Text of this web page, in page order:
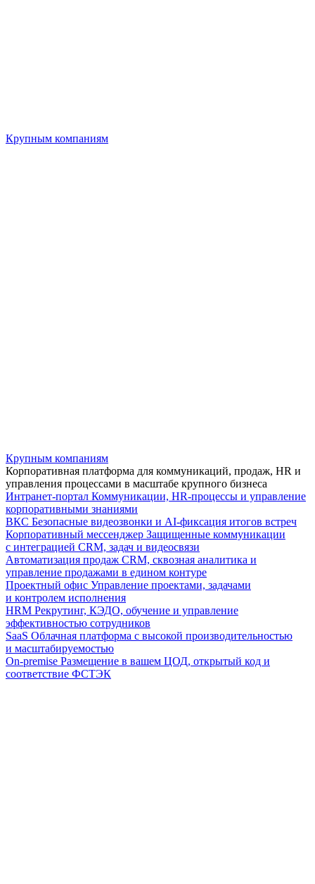
Крупным компаниям
Крупным компаниям
Корпоративная платформа для коммуникаций, продаж, HR и
управления процессами в масштабе крупного бизнеса
Интранет-портал Коммуникации, HR-процессы и управление
корпоративными знаниями
ВКС Безопасные видеозвонки и AI-фиксация итогов встреч
Корпоративный мессенджер Защищенные коммуникации
с интеграцией CRM, задач и видеосвязи
Автоматизация продаж CRM, сквозная аналитика и
управление продажами в едином контуре
Проектный офис Управление проектами, задачами
и контролем исполнения
HRM Рекрутинг, КЭДО, обучение и управление
эффективностью сотрудников
SaaS Облачная платформа с высокой производительностью
и масштабируемостью
On-premise Размещение в вашем ЦОД, открытый код и
соответствие ФСТЭК